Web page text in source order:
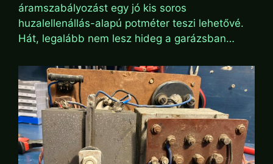
áramszabályozást egy jó kis soros
huzalellenállás-alapú potméter teszi lehetővé.
Hát, legalább nem lesz hideg a garázsban…